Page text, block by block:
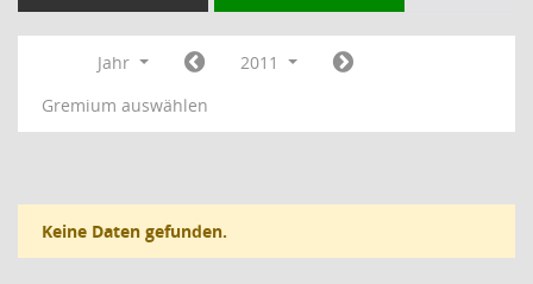
Jahr
2011
Gremium auswählen
Keine Daten gefunden.